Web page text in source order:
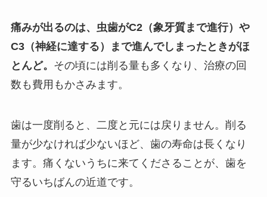
痛みが出るのは、虫歯がC2（象牙質まで進行）や
C3（神経に達する）まで進んでしまったときがほ
とんど。 その頃には削る量も多くなり、治療の回
数も費用もかさみます。
歯は一度削ると、二度と元には戻りません。削る
量が少なければ少ないほど、歯の寿命は長くなり
ます。痛くないうちに来てくださることが、歯を
守るいちばんの近道です。